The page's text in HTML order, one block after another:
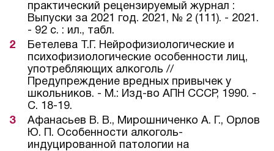
практический рецензируемый журнал :
Выпуски за 2021 год. 2021, № 2 (111). - 2021.
- 92 с. : ил., табл.
Бетелева Т.Г. Нейрофизиологические и
психофизиологические особенности лиц,
употребляющих алкоголь //
Предупреждение вредных привычек у
школьников. - М.: Изд-во АПН СССР, 1990. -
С. 18-19.
Афанасьев В. В., Мирошниченко А. Г., Орлов
Ю. П. Особенности алкоголь-
индуцированной патологии на